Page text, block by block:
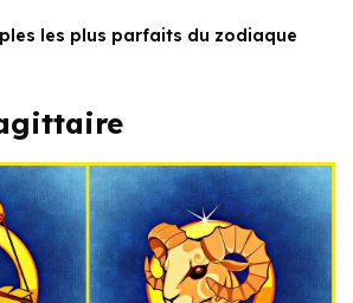
les plus parfaits du zodiaque